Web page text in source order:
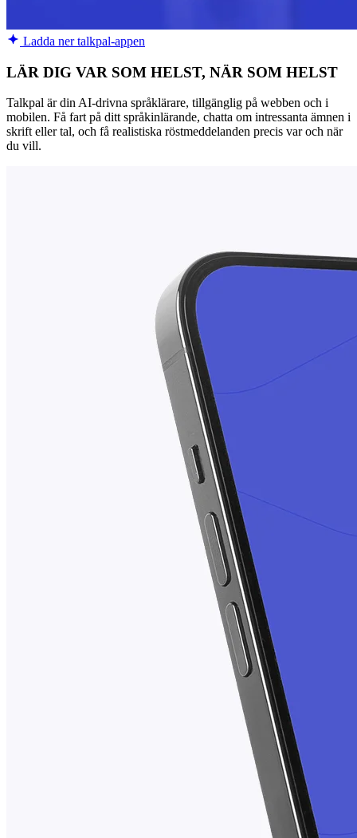
Ladda ner talkpal-appen
LÄR DIG VAR SOM HELST, NÄR SOM HELST
Talkpal är din AI-drivna språklärare, tillgänglig på webben och i
mobilen. Få fart på ditt språkinlärande, chatta om intressanta ämnen i
skrift eller tal, och få realistiska röstmeddelanden precis var och när
du vill.